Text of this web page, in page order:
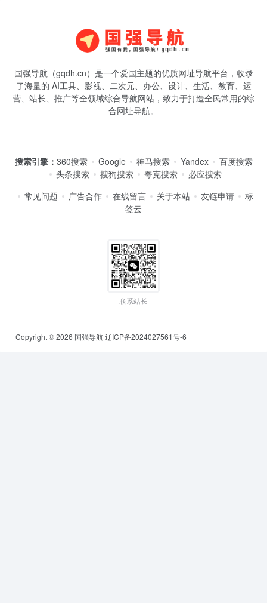
国强导航（gqdh.cn）是一个爱国主题的优质网址导航平台，收录
了海量的 AI工具、影视、二次元、办公、设计、生活、教育、运
营、站长、推广等全领域综合导航网站，致力于打造全民常用的综
合网址导航。
搜索引擎： 360搜索 Google 神马搜索 Yandex
百度搜索
头条搜索
搜狗搜索 夸克搜索
必应搜索
常见问题
广告合作 在线留言 关于本站 友链申请
标
签云
联系站长
Copyright © 2026 国强导航辽ICP备2024027561号-6